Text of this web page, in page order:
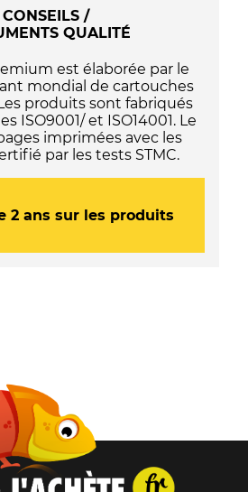
CONSEILS /
QUALITÉ
est élaborée par le
mondial de cartouches
produits sont fabriqués
ISO9001/ et ISO14001. Le
imprimées avec les
par les tests STMC.
2 ans sur les produits